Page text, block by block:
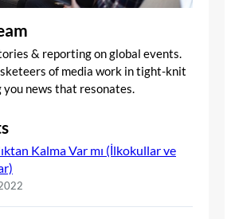
& reporting on global events.
of media work in tight-knit
you news that resonates.
Kalma Var mı (İlkokullar ve